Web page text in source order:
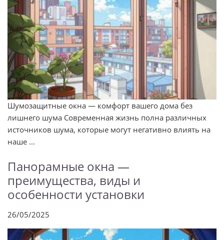
Шумозащитные окна — комфорт вашего дома без
лишнего шума Современная жизнь полна различных
источников шума, которые могут негативно влиять на
наше ...
Панорамные окна —
преимущества, виды и
особенности установки
26/05/2025